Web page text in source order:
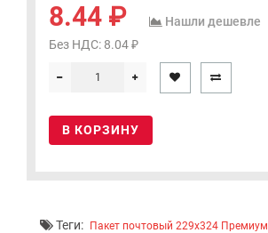
8.44 ₽
Нашли дешевле
Без НДС: 8.04 ₽
В КОРЗИНУ
Теги: Пакет почтовый 229x324 Премиум